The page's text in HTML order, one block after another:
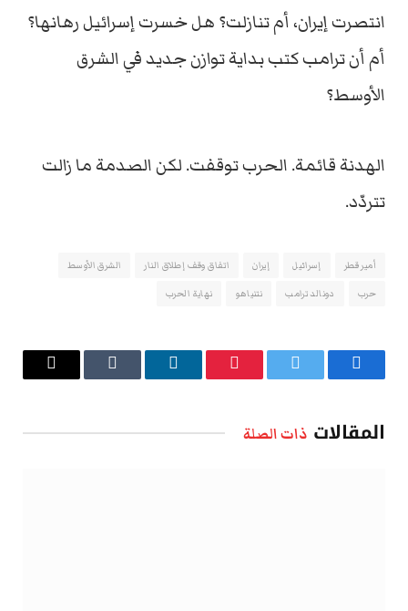
انتصرت إيران، أم تنازلت؟ هل خسرت إسرائيل رهانها؟
أم أن ترامب كتب بداية توازن جديد في الشرق
الأوسط؟
الهدنة قائمة. الحرب توقفت. لكن الصدمة ما زالت
تتردّد.
أمير قطر إسرائيل إيران اتفاق وقف إطلاق النار
الشرق الأوسط
حرب
دونالد ترامب نتنياهو نهاية الحرب
فيسبوك تويتر بينتيريستلينكدإن Tumblr
البريد
المقالات ذات الصلة